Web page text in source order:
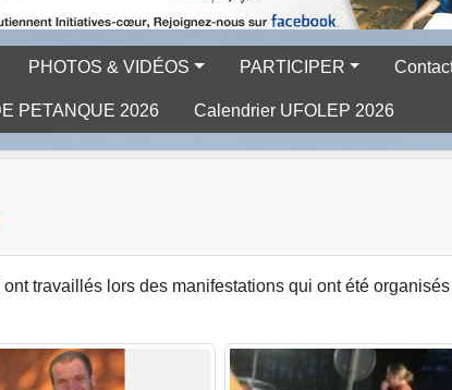
PHOTOS & VIDÉOS PARTICIPER
PETANQUE 2026 Calendrier UFOLEP 2026
travaillés lors des manifestations qui ont été